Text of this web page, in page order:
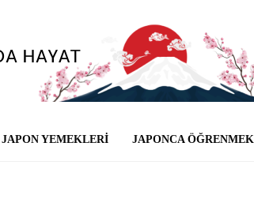
JAPON YEMEKLERI JAPONCA ÖĞRENMEK